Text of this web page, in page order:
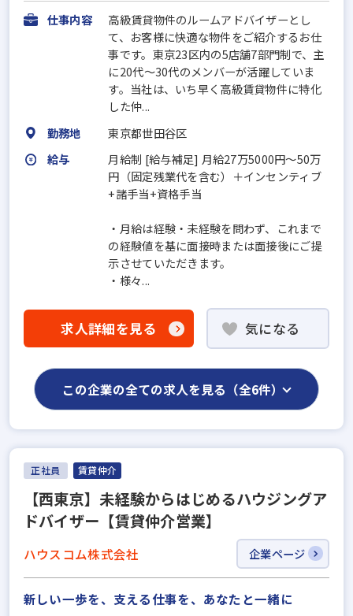
仕事内容
高級賃貸物件のルームアドバイザーとし
て、お客様に快適な物件をご紹介するお仕
事です。東京23区内の5店舗7部門制で、主
に20代～30代のメンバーが活躍していま
す。当社は、いち早く高級賃貸物件に特化
した仲...
勤務地
東京都世田谷区
給与
月給制 [給与補足] 月給27万5000円～50万
円（固定残業代を含む）＋インセンティブ
+諸手当+資格手当
・月給は経験・未経験を問わず、これまで
の経験値を基に面接時または面接後にご提
示させていただきます。
・様々...
求人詳細を見る 気になる
この企業の全ての求人を見る（全6件）
正社員 賃貸仲介
【西東京】未経験からはじめるハウジングア
ドバイザー【賃貸仲介営業】
ハウスコム株式会社 企業ページ
新しい一歩を、支える仕事を、あなたと一緒に